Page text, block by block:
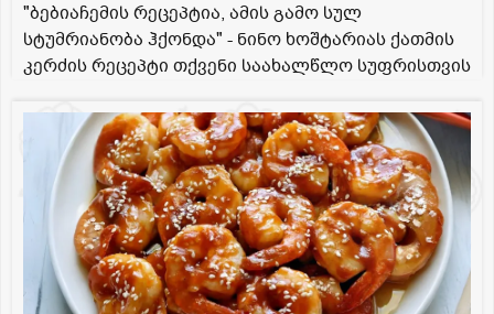
"ბებიაჩემის რეცეპტია, ამის გამო სულ
სტუმრიანობა ჰქონდა" - ნინო ხოშტარიას ქათმის
კერძის რეცეპტი თქვენი საახალწლო სუფრისთვის